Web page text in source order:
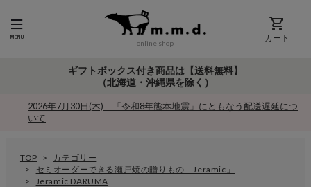
online shop カート
ギフトボックス付き商品は【送料無料】
（北海道・沖縄県を除く）
2026年7月30日(木) 「令和8年熊本地震」にともなう配送遅延につ
いて
TOP
カテゴリー
セミオーダーできる瀬戸焼の贈りもの「Jeramic」
Jeramic DARUMA